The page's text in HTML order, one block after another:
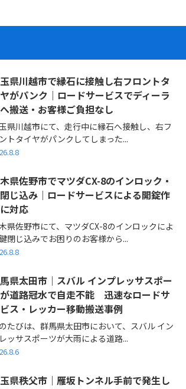
県川越市で縁石に接触し右フロントタ
がパンク｜ロードサービスでディーラ
搬送・お客様ご負担なし
県川越市にて、走行中に縁石へ接触し、右フ
トタイヤがパンクしてしまった...
県佐野市でマツダCX-8のインロック・
じ込み｜ロードサービスによる開錠作
対応
県佐野市にて、マツダCX-8のインロックによ
閉じ込みでお困りのお客様から...
県太田市｜スバル インプレッサスポー
道路冠水で自走不能 迅速なロードサ
ス・レッカー移動搬送事例
たびは、群馬県太田市において、スバル イン
ッサスポーツが大雨による道路...
県秩父市｜雁坂トンネル手前で発生し